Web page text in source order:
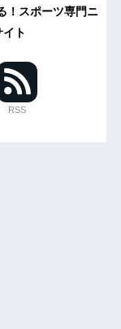
！スポーツ専門ニ
ト
RSS